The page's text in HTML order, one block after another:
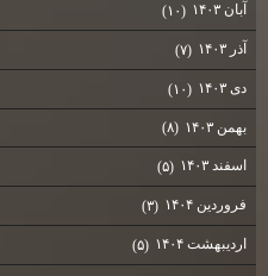
آبان ۱۴۰۳ (۱۰)
آذر ۱۴۰۳ (۷)
دی ۱۴۰۳ (۱۰)
بهمن ۱۴۰۳ (۸)
اسفند ۱۴۰۳ (۵)
فروردین ۱۴۰۴ (۳)
اردیبهشت ۱۴۰۴ (۵)